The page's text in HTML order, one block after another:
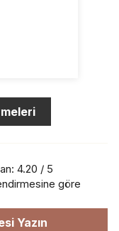
4.20 / 5
göre
Yazın